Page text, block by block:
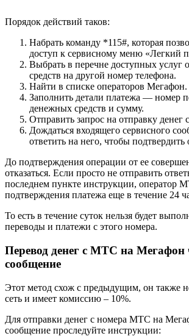
Порядок действий таков:
Набрать команду *115#, которая
доступ к сервисному меню «Легкий
Выбрать в перечне доступных услуг
средств на другой номер телефона.
Найти в списке операторов Мегафон.
Заполнить детали платежа — номер
денежных средств и сумму.
Отправить запрос на отправку
Дождаться входящего сервисного
ответить на него, чтобы
До подтверждения операции от ее
отказаться. Если просто не отправить
последнем пункте инструкции, оператор
подтверждения платежа еще в течение 24
То есть в течение суток нельзя будет
переводы и платежи с этого номера.
Перевод денег с МТС на Мегафон
сообщение
Этот метод схож с предыдущим, он также
сеть и имеет комиссию – 10%.
Для отправки денег с номера МТС на
сообщение проследуйте инструкции: